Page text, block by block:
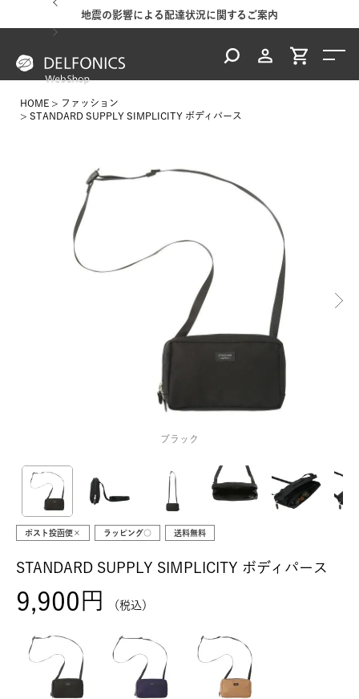
地震の影響による配達状況に関するご案内
HOME
ファッション
STANDARD SUPPLY SIMPLICITY ボディパース
ブラック
ポスト投函便× ラッピング○ 送料無料
STANDARD SUPPLY SIMPLICITY ボディパース
9,900 税込